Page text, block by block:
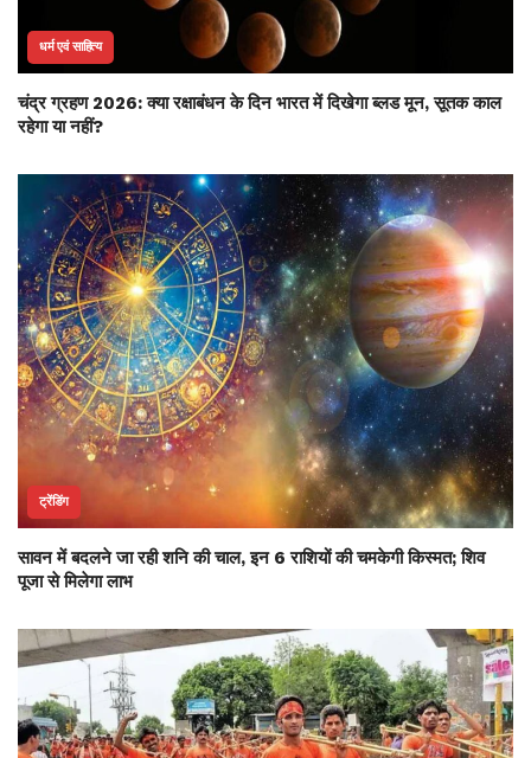
धर्म एवं साहित्य
चंद्र ग्रहण 2026: क्या रक्षाबंधन के दिन भारत में दिखेगा ब्लड मून, सूतक काल
रहेगा या नहीं?
ट्रेंडिंग
सावन में बदलने जा रही शनि की चाल, इन 6 राशियों की चमकेगी किस्मत; शिव
पूजा से मिलेगा लाभ